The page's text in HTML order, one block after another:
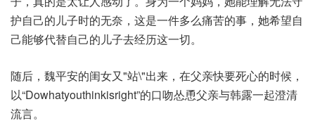
护自己的儿子时的无奈，这是一件多么痛苦的事，她希望自
己能够代替自己的儿子去经历这一切。
随后，魏平安的闺女又"站\"出来，在父亲快要死心的时候，
以“Dowhatyouthinkisright”的口吻怂恿父亲与韩露一起澄清
流言。